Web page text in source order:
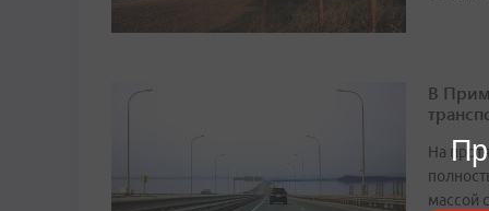
В
На
массой